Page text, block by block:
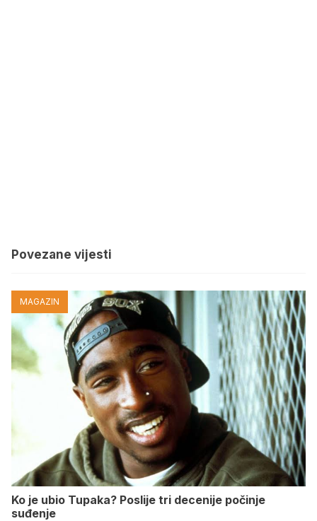
Povezane vijesti
MAGAZIN
Ko je ubio Tupaka? Poslije tri decenije počinje
suđenje